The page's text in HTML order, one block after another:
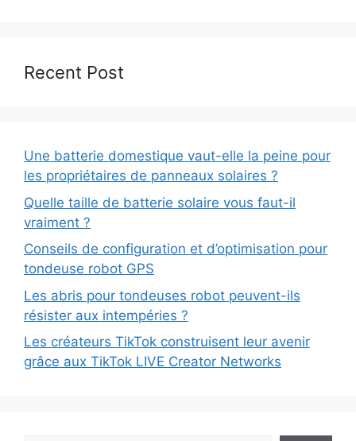
Recent Post
Une batterie domestique vaut-elle la peine pour
les propriétaires de panneaux solaires ?
Quelle taille de batterie solaire vous faut-il
vraiment ?
Conseils de configuration et d’optimisation pour
tondeuse robot GPS
Les abris pour tondeuses robot peuvent-ils
résister aux intempéries ?
Les créateurs TikTok construisent leur avenir
grâce aux TikTok LIVE Creator Networks